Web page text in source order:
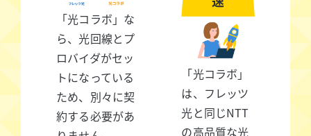
「光コラボ」な
ら、光回線とプ
ロバイダがセッ
トになっている
ため、別々に契
約する必要があ
「光コラボ」
は、フレッツ
光と同じNTT
の高品質な光